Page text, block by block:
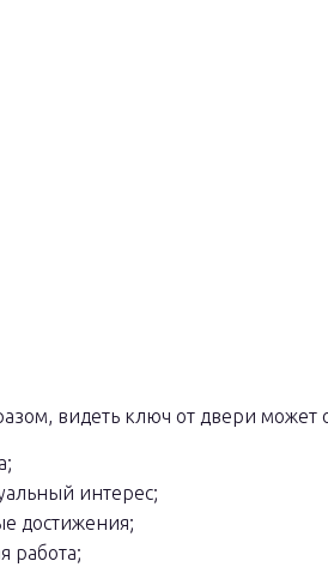
видеть ключ от двери может
интерес;
достижения;
работа;